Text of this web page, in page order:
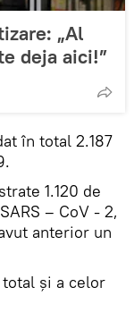
„Al
deja aici!”
în total 2.187
1.120 de
– CoV - 2,
anterior un
și a celor